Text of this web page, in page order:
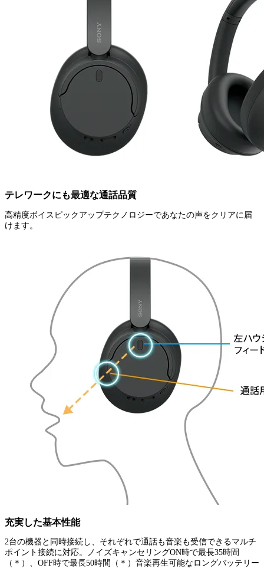
テレワークにも最適な通話品質
高精度ボイスピックアップテクノロジーであなたの声をクリアに届
けます。
充実した基本性能
2台の機器と同時接続し、それぞれで通話も音楽も受信できるマルチ
ポイント接続に対応。ノイズキャンセリングON時で最長35時間
（＊）、OFF時で最長50時間（＊）音楽再生可能なロングバッテリー